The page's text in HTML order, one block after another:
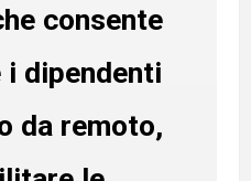
consente
dipendenti
da remoto,